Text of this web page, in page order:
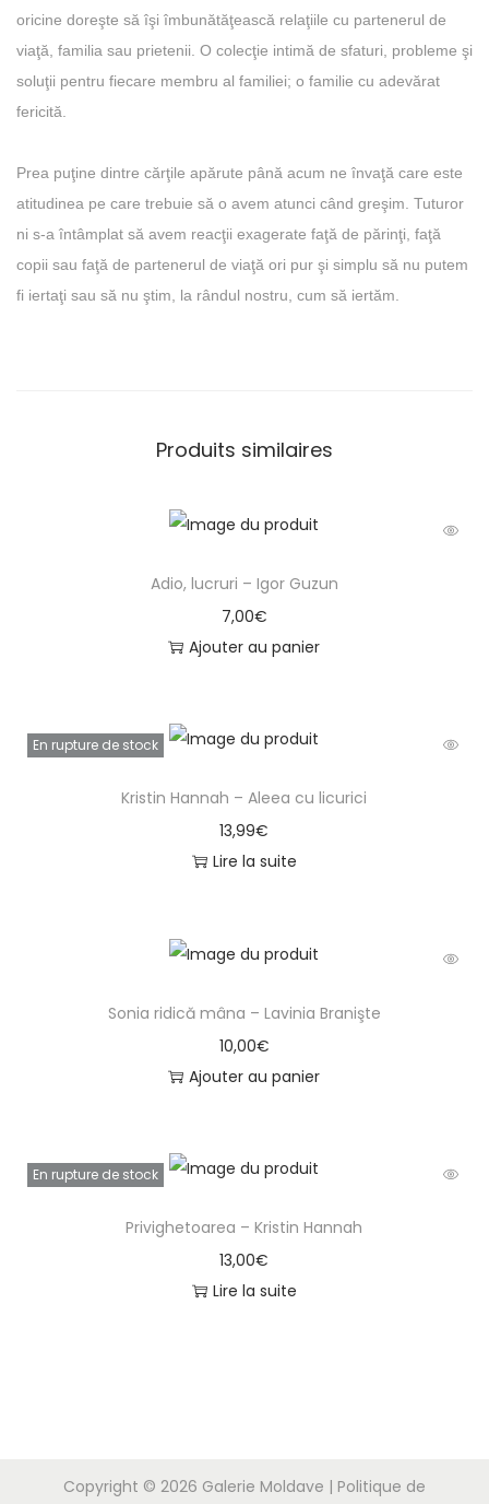
oricine doreşte să îşi îmbunătăţească relaţiile cu partenerul de
viaţă, familia sau prietenii. O colecţie intimă de sfaturi, probleme şi
soluţii pentru fiecare membru al familiei; o familie cu adevărat
fericită.
Prea puţine dintre cărţile apărute până acum ne învaţă care este
atitudinea pe care trebuie să o avem atunci când greşim. Tuturor
ni s-a întâmplat să avem reacţii exagerate faţă de părinţi, faţă
copii sau faţă de partenerul de viaţă ori pur şi simplu să nu putem
fi iertaţi sau să nu ştim, la rândul nostru, cum să iertăm.
Produits similaires
Adio, lucruri – Igor Guzun
7,00€
Ajouter au panier
En rupture de stock
Kristin Hannah – Aleea cu licurici
13,99€
Lire la suite
Sonia ridică mâna – Lavinia Branişte
10,00€
Ajouter au panier
En rupture de stock
Privighetoarea – Kristin Hannah
13,00€
Lire la suite
Copyright © 2026 Galerie Moldave | Politique de